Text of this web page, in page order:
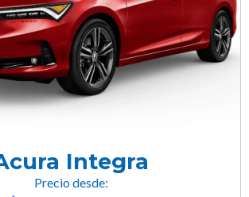
Integra
Precio desde: